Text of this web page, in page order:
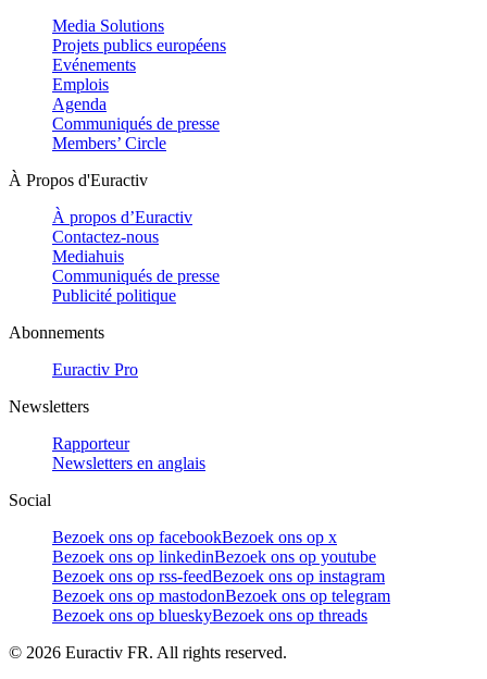
Media Solutions
Projets publics européens
Evénements
Emplois
Agenda
Communiqués de presse
Members’ Circle
À Propos d'Euractiv
À propos d’Euractiv
Contactez-nous
Mediahuis
Communiqués de presse
Publicité politique
Abonnements
Euractiv Pro
Newsletters
Rapporteur
Newsletters en anglais
Social
Bezoek ons op facebookBezoek ons op x
Bezoek ons op linkedinBezoek ons op youtube
Bezoek ons op rss-feedBezoek ons op instagram
Bezoek ons op mastodonBezoek ons op telegram
Bezoek ons op blueskyBezoek ons op threads
© 2026 Euractiv FR. All rights reserved.